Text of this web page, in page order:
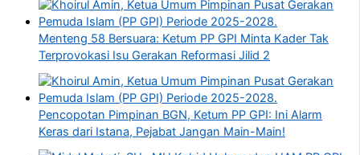
Menteng 58 Bersuara: Ketum PP GPI Minta Kader Tak
Terprovokasi Isu Gerakan Reformasi Jilid 2
Pencopotan Pimpinan BGN, Ketum PP GPI: Ini Alarm
Keras dari Istana, Pejabat Jangan Main-Main!